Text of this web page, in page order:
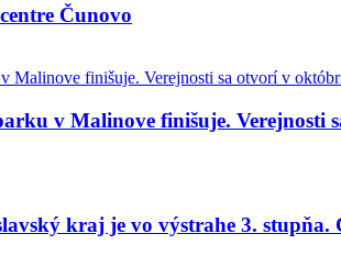
Čunovo
v Malinove finišuje. Verejnosti
kraj je vo výstrahe 3. stupňa.